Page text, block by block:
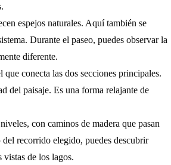
espejos naturales. Aquí también se
Durante el paseo, puedes observar la
diferente.
conecta las dos secciones principales.
del paisaje. Es una forma relajante de
con caminos de madera que pasan
recorrido elegido, puedes descubrir
vistas de los lagos.